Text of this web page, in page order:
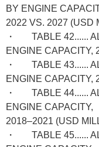
BY ENGINE
2022 VS. 2027 (USD
・ TABLE 42......
ENGINE CAPACITY,
・ TABLE 43......
ENGINE CAPACITY,
・ TABLE 44......
ENGINE CAPACITY,
2018–2021 (USD
・ TABLE 45......